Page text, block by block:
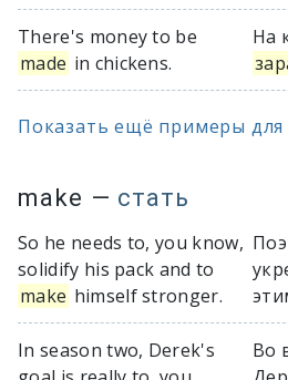
There's money to be
made in chickens.
На
Показать ещё примеры для
make — стать
So he needs to, you know,
solidify his pack and to
make himself stronger.
In season two, Derek's
Во